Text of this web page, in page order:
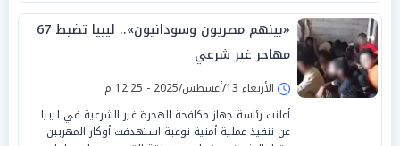
«بينهم مصريون وسودانيون».. ليبيا تضبط 67
مهاجر غير شرعي
الأربعاء 13/أغسطس/2025 - 12:25 م
أعلنت رئاسة جهاز مكافحة الهجرة غير الشرعية في ليبيا
عن تنفيذ عملية أمنية نوعية استهدفت أوكار المهربين